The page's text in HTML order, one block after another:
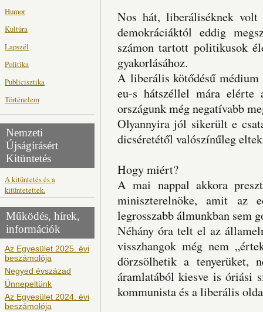
Humor
Kultúra
Lapszél
Politika
Publicisztika
Történelem
Nemzeti
Újságírásért
Kitüntetés
A kitüntetés és a
kitüntetettek.
Működés, hírek,
információk
Az Egyesület 2025. évi
beszámolója
Negyed évszázad
Ünnepeltünk
Az Egyesület 2024. évi
beszámolója
Nos hát, liberáliséknek volt
demokráciáktól eddig
számon tartott politikusok
gyakorlásához.
A liberális kötődésű médium
eu-s hátszéllel mára
országunk még negatívabb
Olyannyira jól sikerült e
dicséretétől valószínűleg
Hogy miért?
A mai nappal akkora
miniszterelnöke, amit az
legrosszabb álmunkban sem
Néhány óra telt el az
visszhangok még nem
dörzsölhetik a
áramlatából kiesve is óriási
kommunista és a liberális